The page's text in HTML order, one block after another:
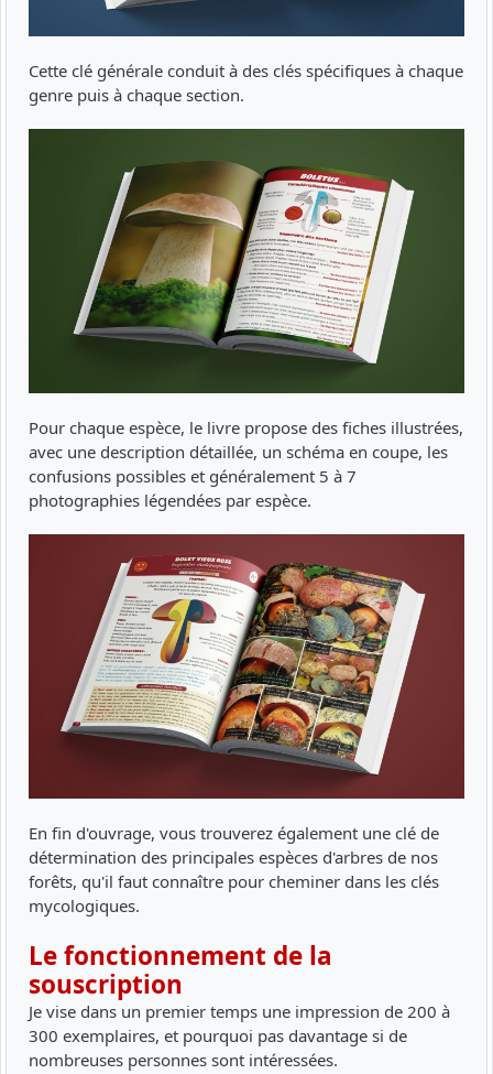
Cette clé générale conduit à des clés spécifiques à chaque
genre puis à chaque section.
Pour chaque espèce, le livre propose des fiches illustrées,
avec une description détaillée, un schéma en coupe, les
confusions possibles et généralement 5 à 7
photographies légendées par espèce.
En fin d'ouvrage, vous trouverez également une clé de
détermination des principales espèces d'arbres de nos
forêts, qu'il faut connaître pour cheminer dans les clés
mycologiques.
Le fonctionnement de la
souscription
Je vise dans un premier temps une impression de 200 à
300 exemplaires, et pourquoi pas davantage si de
nombreuses personnes sont intéressées.